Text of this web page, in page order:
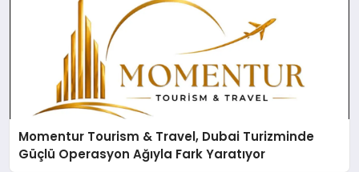
Momentur Tourism & Travel, Dubai Turizminde
Güçlü Operasyon Ağıyla Fark Yaratıyor